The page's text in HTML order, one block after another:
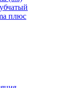
плюс